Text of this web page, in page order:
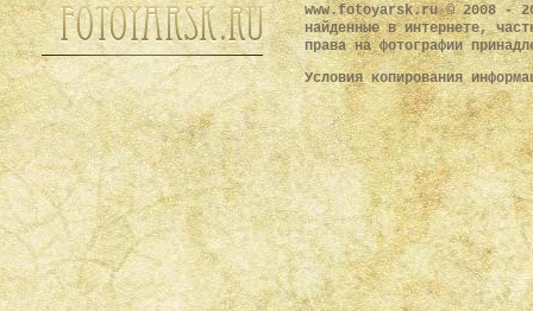
www.fotoyarsk.ru © 2008 -
найденные в интернете,
права на фотографии
Условия копирования